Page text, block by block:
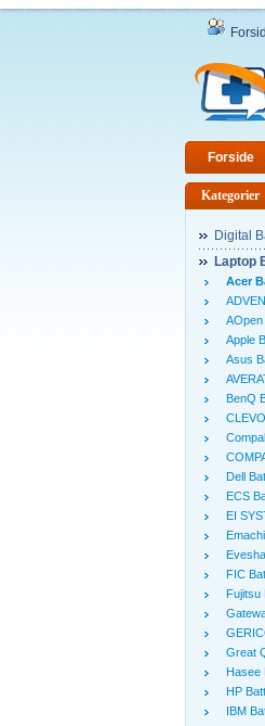
Forside
Kategorier
Digital
Laptop
Acer
Apple
Asus
BenQ
Dell
ECS
EI
FIC
Fujitsu
Great
Hasee
HP
IBM